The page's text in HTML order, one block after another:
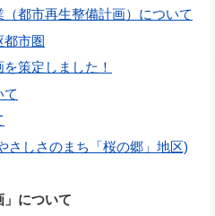
都市再生整備計画）について
都市圏
策定しました！
て
さしさのまち「桜の郷」地区)
」について